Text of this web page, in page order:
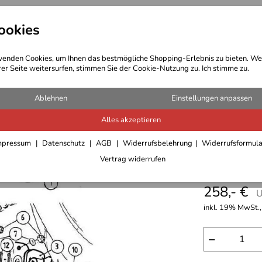
Cookies, um Ihnen das bestmögliche Shopping-Erlebnis zu bieten.
Seite weitersurfen, stimmen Sie der Cookie-Nutzung zu. Ich stimme zu.
Ablehnen Einstellungen anpassen
Alles akzeptieren
Datenschutz AGB Widerrufsbelehrung
Vertrag widerrufen
Bekleidung Outdoor Ausrüstung
Hepco
258,- €
inkl. 19%
−